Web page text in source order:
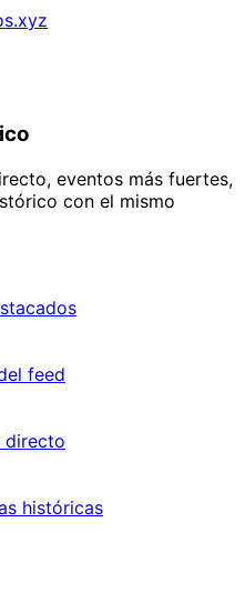
eventos más fuertes,
con el mismo
feed
directo
históricas